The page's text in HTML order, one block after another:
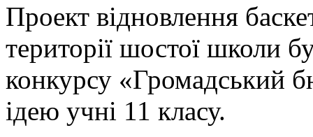
Проект відновлення
території шостої школи
конкурсу «Громадський
ідею учні 11 класу.